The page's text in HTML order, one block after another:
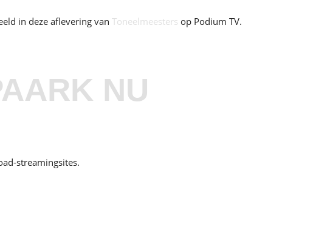
in deze aflevering van Toneelmeesters op Podium TV.
NU
streamingsites.